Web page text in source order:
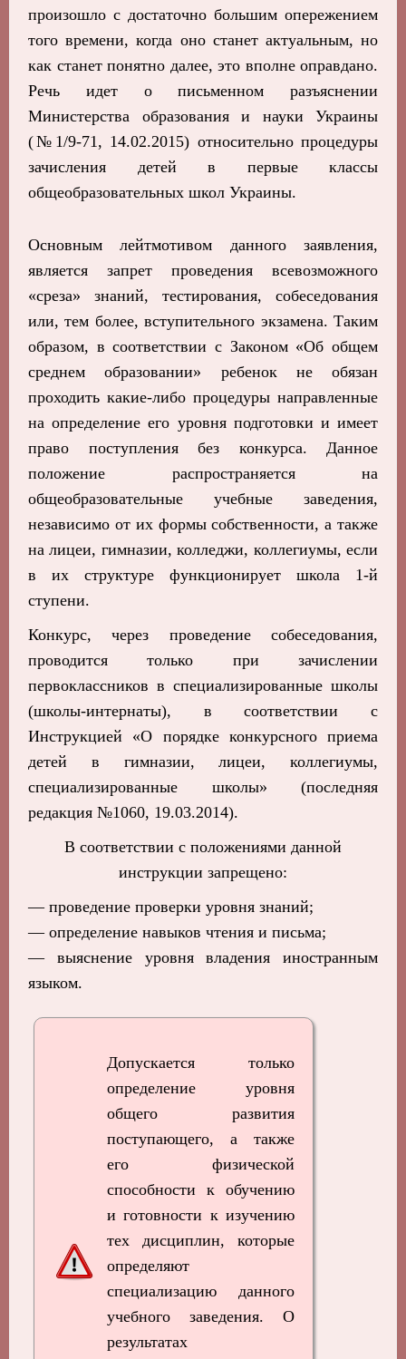
произошло с достаточно большим опережением
того времени, когда оно станет актуальным, но
как станет понятно далее, это вполне оправдано.
Речь идет о письменном разъяснении
Министерства образования и науки Украины
(№1/9-71, 14.02.2015) относительно процедуры
зачисления детей в первые классы
общеобразовательных школ Украины.
Основным лейтмотивом данного заявления,
является запрет проведения всевозможного
«среза» знаний, тестирования, собеседования
или, тем более, вступительного экзамена. Таким
образом, в соответствии с Законом «Об общем
среднем образовании» ребенок не обязан
проходить какие-либо процедуры направленные
на определение его уровня подготовки и имеет
право поступления без конкурса. Данное
положение распространяется на
общеобразовательные учебные заведения,
независимо от их формы собственности, а также
на лицеи, гимназии, колледжи, коллегиумы, если
в их структуре функционирует школа 1-й
ступени.
Конкурс, через проведение собеседования,
проводится только при зачислении
первоклассников в специализированные школы
(школы-интернаты), в соответствии с
Инструкцией «О порядке конкурсного приема
детей в гимназии, лицеи, коллегиумы,
специализированные школы» (последняя
редакция №1060, 19.03.2014).
В соответствии с положениями данной
инструкции запрещено:
— проведение проверки уровня знаний;
— определение навыков чтения и письма;
— выяснение уровня владения иностранным
языком.
Допускается только
определение уровня
общего развития
поступающего, а также
его физической
способности к обучению
и готовности к изучению
тех дисциплин, которые
определяют
специализацию данного
учебного заведения. О
результатах